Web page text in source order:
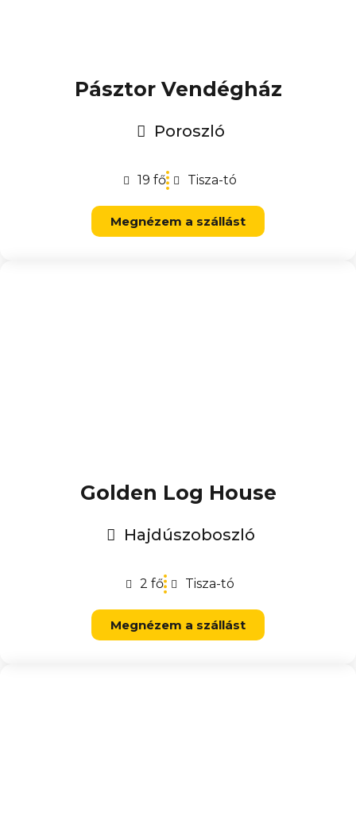
Pásztor Vendégház
Poroszló
19 fő Tisza-tó
Megnézem a szállást
Golden Log House
Hajdúszoboszló
2 fő Tisza-tó
Megnézem a szállást